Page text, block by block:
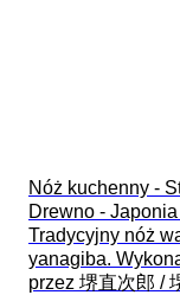
Nóż kuchenny -
Drewno -
Tradycyjny nóż
yanagiba.
przez 堺直次郎 /